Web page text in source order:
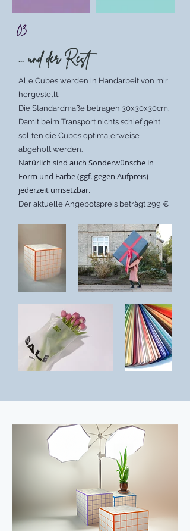
03
... und der Rest
Alle Cubes werden in Handarbeit von mir
hergestellt.
Die Standardmaße betragen 30x30x30cm.
Damit beim Transport nichts schief geht,
sollten die Cubes optimalerweise
abgeholt werden.
Natürlich sind auch Sonderwünsche in
Form und Farbe (ggf. gegen Aufpreis)
jederzeit umsetzbar.
Der aktuelle Angebotspreis beträgt 299 €